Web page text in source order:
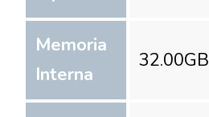
Memoria
Interna
32.00GB